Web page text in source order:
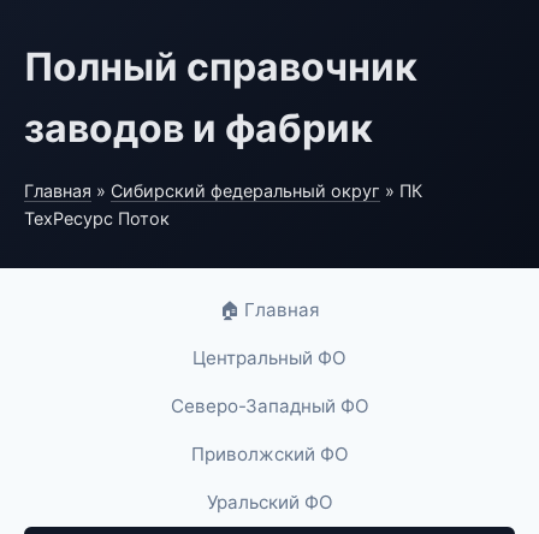
Полный справочник
заводов и фабрик
Главная » Сибирский федеральный округ » ПК
ТехРесурс Поток
🏠 Главная
Центральный ФО
Северо-Западный ФО
Приволжский ФО
Уральский ФО